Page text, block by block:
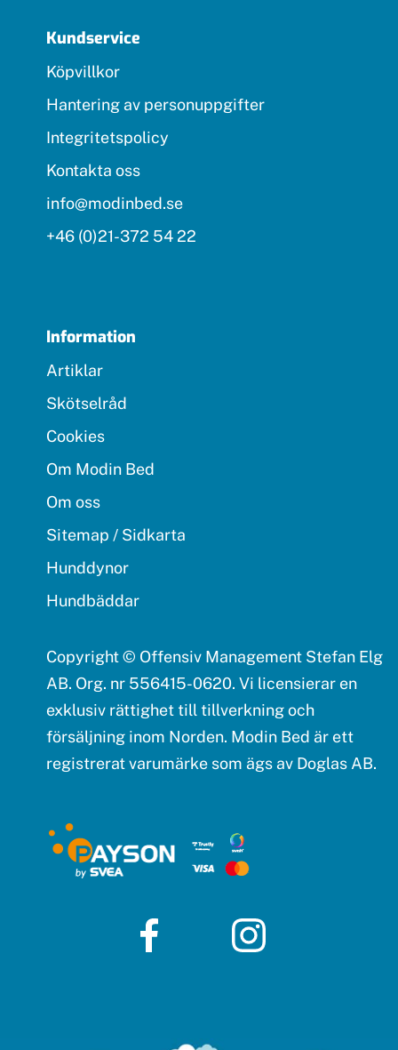
Kundservice
Köpvillkor
Hantering av personuppgifter
Integritetspolicy
Kontakta oss
info@modinbed.se
+46 (0)21-372 54 22
Information
Artiklar
Skötselråd
Cookies
Om Modin Bed
Om oss
Sitemap / Sidkarta
Hunddynor
Hundbäddar
Copyright © Offensiv Management Stefan Elg
AB. Org. nr 556415-0620. Vi licensierar en
exklusiv rättighet till tillverkning och
försäljning inom Norden. Modin Bed är ett
registrerat varumärke som ägs av Doglas AB.